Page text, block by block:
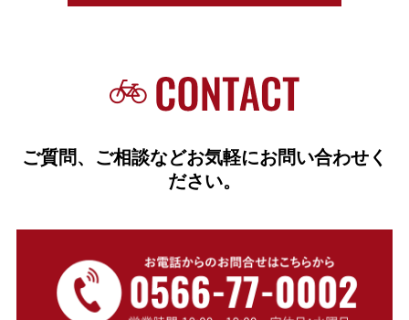
ご質問、ご相談などお気軽にお問い合わせく
ださい。